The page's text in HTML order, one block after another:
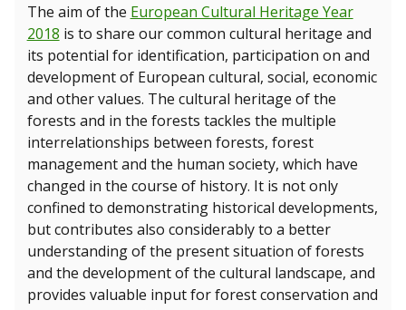
The aim of the European Cultural Heritage Year
2018 is to share our common cultural heritage and
its potential for identification, participation on and
development of European cultural, social, economic
and other values. The cultural heritage of the
forests and in the forests tackles the multiple
interrelationships between forests, forest
management and the human society, which have
changed in the course of history. It is not only
confined to demonstrating historical developments,
but contributes also considerably to a better
understanding of the present situation of forests
and the development of the cultural landscape, and
provides valuable input for forest conservation and